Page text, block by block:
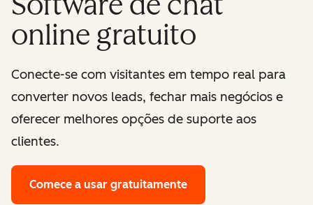
online gratuito
Conecte-se com visitantes em tempo real para
converter novos leads, fechar mais negócios e
oferecer melhores opções de suporte aos
clientes.
Comece a usar gratuitamente